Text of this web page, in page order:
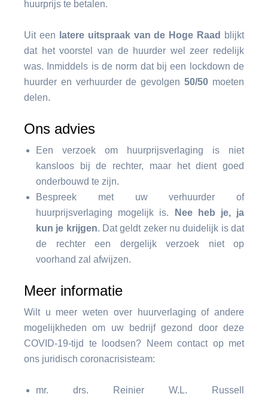
huurprijs te betalen.
Uit een latere uitspraak van de Hoge Raad
blijkt
dat het voorstel van de huurder wel zeer redelijk
was. Inmiddels is de norm dat bij een lockdown de
huurder en verhuurder de gevolgen50/50 moeten
delen.
Ons advies
Een verzoek om huurprijsverlaging is niet
kansloos bij de rechter, maar het dient goed
onderbouwd te zijn.
Bespreek met uw verhuurder of
huurprijsverlaging mogelijk is.
Nee heb je, ja
kun je krijgen. Dat geldt zeker nu duidelijk is dat
de rechter een dergelijk verzoek niet op
voorhand zal afwijzen.
Meer informatie
Wilt u meer weten over huurverlaging of andere
mogelijkheden om uw bedrijf gezond door deze
COVID-19-tijd te loodsen? Neem contact op met
ons juridisch coronacrisisteam:
mr. drs. Reinier W.L. Russell